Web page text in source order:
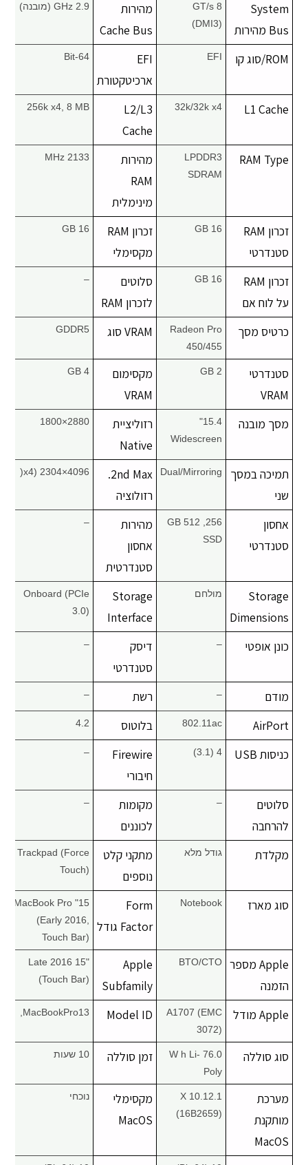
System
Bus מהירות
8 GT/s
(DMI3)
מהירות
Cache Bus
2.9 GHz (מובנה)
ROM/סוג קו EFI
EFI
ארכיטקטורת
64-Bit
L1 Cache
32k/32k x4
L2/L3
Cache
256k x4, 8 MB
RAM Type
LPDDR3
SDRAM
מהירות
RAM
מינימלית
2133 MHz
זכרון RAM
סטנדרטי
16 GB
זכרון RAM
מקסימלי
16 GB
זכרון RAM
על לוח אם
16 GB
סלוטים
לזכרון RAM
–
כרטיס מסך
Radeon Pro
450/455
VRAM סוג GDDR5
סטנדרטי
VRAM
2 GB
מקסימום
VRAM
4 GB
מסך מובנה
15.4"
Widescreen
רזוליציית
Native
2880×1800
תמיכה במסך
שני
Dual/Mirroring
2nd Max.
רזולוציה
4096×2304 (x4(
אחסון
סטנדרטי
256, 512 GB
SSD
מהירות
אחסון
סטנדרטית
–
Storage
Dimensions
מולחם
Storage
Interface
Onboard (PCIe
3.0)
כונן אופטי –
דיסק
סטנדרטי
–
מודם – רשת –
AirPort
802.11ac בלוטוס 4.2
כניסות USB 4 (3.1)
Firewire
חיבורי
–
סלוטים
להרחבה
–
מקומות
לכוננים
–
מקלדת גודל מלא
מתקני קלט
נוספים
Trackpad (Force
Touch)
סוג מארז Notebook
Form
Factor גודל
15" MacBook Pro
(Early 2016,
Touch Bar)
Apple מספר
הזמנה
BTO/CTO
Apple
Subfamily
Late 2016 15"
(Touch Bar)
Apple מודל
A1707 (EMC
3072)
Model ID
MacBookPro13,
סוג סוללה
76.0 W h Li-
Poly
זמן סוללה 10 שעות
מערכת
מותקנת
MacOS
X 10.12.1
(16B2659)
מקסימלי
MacOS
נוכחי